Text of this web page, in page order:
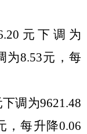
元下调 为
为8.53元，每
下调 为9621.48
，每升降0.06